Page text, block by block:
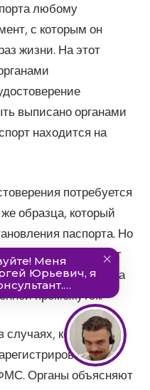
любому
с которым он
жизни. На этот
выписано органами
находится на
потребуется
образца, который
паспорта. Но
могут
эта процедура
промежуток.
случаях, когда
не в
Органы объясняют